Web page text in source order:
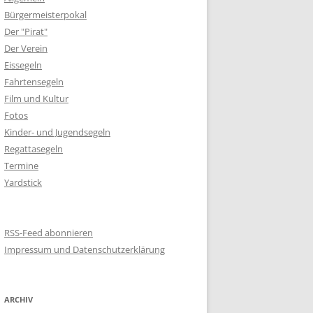
Bürgermeisterpokal
Der "Pirat"
Der Verein
Eissegeln
Fahrtensegeln
Film und Kultur
Fotos
Kinder- und Jugendsegeln
Regattasegeln
Termine
Yardstick
RSS-Feed abonnieren
Impressum und Datenschutzerklärung
ARCHIV